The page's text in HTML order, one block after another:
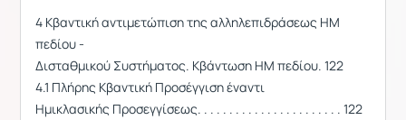
4 Κβαντική αντιμετώπιση της αλληλεπιδράσεως ΗΜ
πεδίου -
Δισταθμικού Συστήματος. Κβάντωση ΗΜ πεδίου. 122
4.1 Πλήρης Κβαντική Προσέγγιση έναντι
Ημικλασικής Προσεγγίσεως. . . . . . . . . . . . . . . . . . . . . . . 122